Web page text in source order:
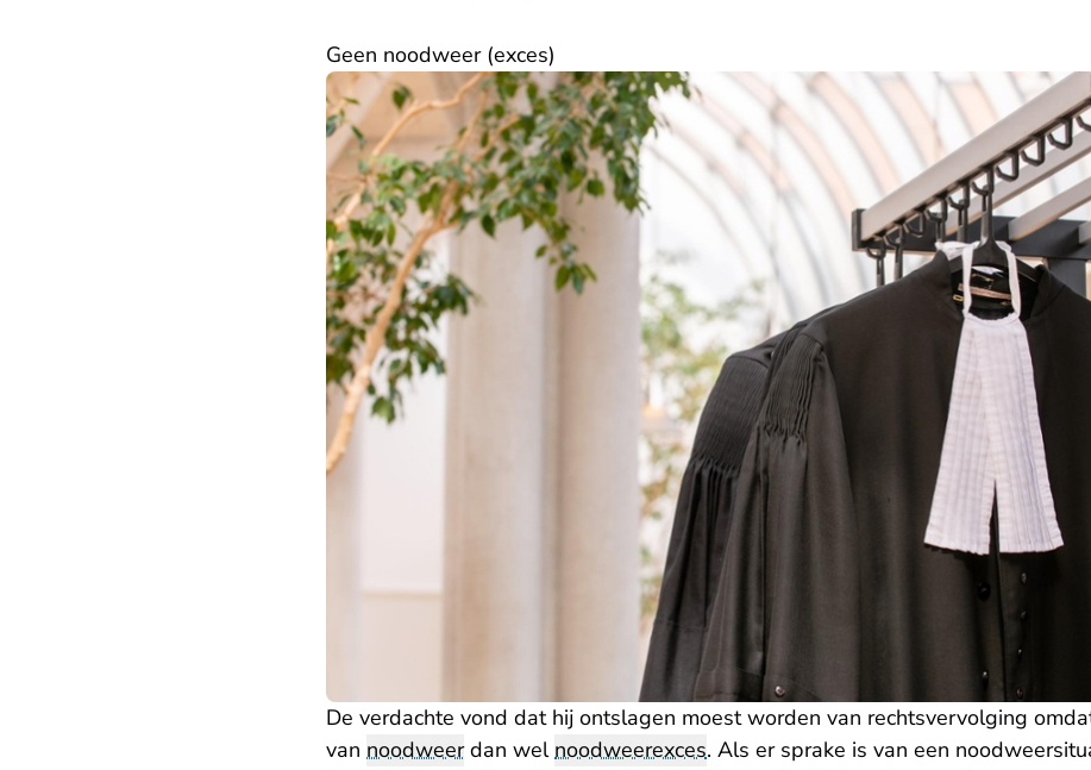
Geen noodweer (exces)
De verdachte vond dat hij ontslagen moest worden van rechtsvervolging
van noodweerdan welnoodweerexces. Als er sprake is van een